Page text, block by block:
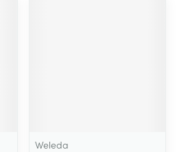
Weleda